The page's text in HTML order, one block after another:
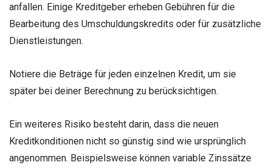
anfallen. Einige Kreditgeber erheben Gebühren für die
Bearbeitung des Umschuldungskredits oder für zusätzliche
Dienstleistungen.
Notiere die Beträge für jeden einzelnen Kredit, um sie
später bei deiner Berechnung zu berücksichtigen.
Ein weiteres Risiko besteht darin, dass die neuen
Kreditkonditionen nicht so günstig sind wie ursprünglich
angenommen. Beispielsweise können variable Zinssätze